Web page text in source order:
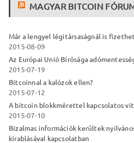
MAGYAR BITCOIN
Már a lengyel légitársaságnál is
2015-08-09
Az Európai Unió Bírósága
2015-07-19
Bitcoinnal a kalózok ellen?
2015-07-12
A bitcoin blokkmérettel kapcsolatos
2015-07-10
Bizalmas információk kerültek
kirablásával kapcsolatban